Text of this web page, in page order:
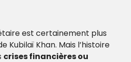
est certainement plus
Kubilaï Khan. Mais l’histoire
crises financières ou